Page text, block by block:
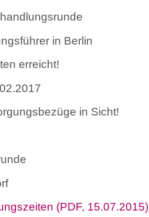
in Berlin
erreicht!
in Sicht!
(PDF, 15.07.2015)